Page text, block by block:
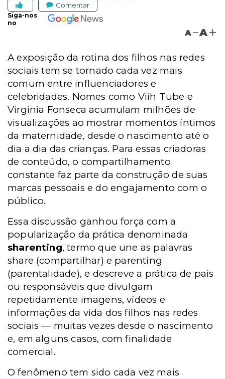
Comentar
Siga-nos
no
A A
A exposição da rotina dos filhos nas redes
sociais tem se tornado cada vez mais
comum entre influenciadores e
celebridades. Nomes como Viih Tube e
Virginia Fonseca acumulam milhões de
visualizações ao mostrar momentos íntimos
da maternidade, desde o nascimento até o
dia a dia das crianças. Para essas criadoras
de conteúdo, o compartilhamento
constante faz parte da construção de suas
marcas pessoais e do engajamento com o
público.
Essa discussão ganhou força com a
popularização da prática denominada
sharenting, termo que une as palavras
share (compartilhar) e parenting
(parentalidade), e descreve a prática de pais
ou responsáveis que divulgam
repetidamente imagens, vídeos e
informações da vida dos filhos nas redes
sociais — muitas vezes desde o nascimento
e, em alguns casos, com finalidade
comercial.
O fenômeno tem sido cada vez mais